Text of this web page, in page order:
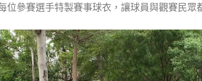
位參賽選手特製賽事球衣，讓球員與觀賽民眾